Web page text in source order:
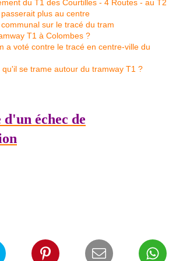
du T1 des Courtilles - 4 Routes - au T2
plus au centre
sur le tracé du tram
T1 à Colombes ?
a voté contre le tracé en centre-ville du
se trame autour du tramway T1 ?
échec de